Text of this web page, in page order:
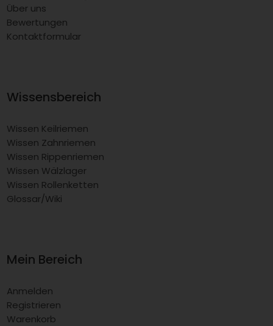
Über uns
Bewertungen
Kontaktformular
Wissensbereich
Wissen Keilriemen
Wissen Zahnriemen
Wissen Rippenriemen
Wissen Wälzlager
Wissen Rollenketten
Glossar/Wiki
Mein Bereich
Anmelden
Registrieren
Warenkorb